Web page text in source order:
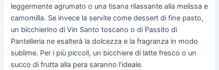
leggermente agrumato o una tisana rilassante alla melissa e
camomilla. Se invece la servite come dessert di fine pasto,
un bicchierino di Vin Santo toscano o di Passito di
Pantelleria ne esalterà la dolcezza e la fragranza in modo
sublime. Per i più piccoli, un bicchiere di latte fresco o un
succo di frutta alla pera saranno l’ideale.